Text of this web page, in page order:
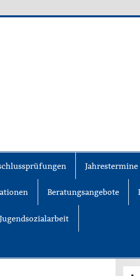
Jahrestermine
Beratungsangebote